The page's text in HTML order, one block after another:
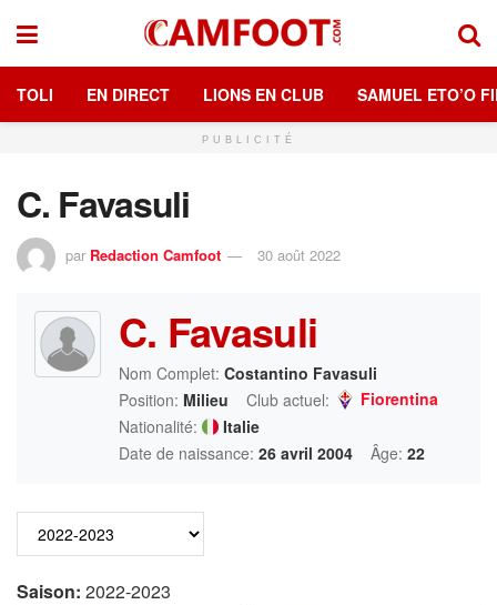
TOLI EN DIRECT LIONS EN CLUB SAMUEL ETO’O
PUBLICITÉ
C. Favasuli
par Redaction Camfoot 30 août 2022
C. Favasuli
Nom Complet: Costantino Favasuli
Position: Milieu Club actuel:
Fiorentina
Nationalité:
Italie
Date de naissance: 26 avril 2004 Âge: 22
Saison: 2022-2023